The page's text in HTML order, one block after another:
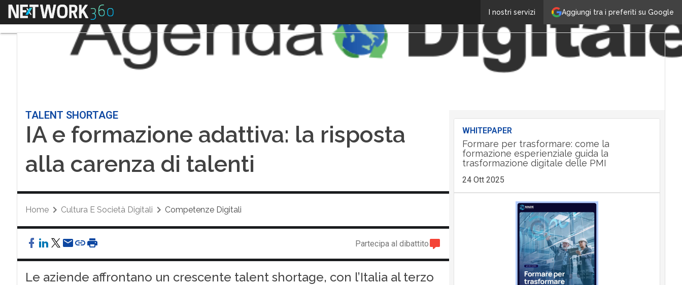
Aggiungi tra i preferiti su Google
I nostri servizi
Menu
TALENT SHORTAGE
IA e formazione adattiva: la risposta
alla carenza di talenti
Home Cultura E Società Digitali Competenze Digitali
Partecipa al dibattito
Le aziende affrontano un crescente talent shortage, con l’Italia al terzo
WHITEPAPER
Formare per trasformare: come la
formazione esperienziale guida la
trasformazione digitale delle PMI
24 Ott 2025